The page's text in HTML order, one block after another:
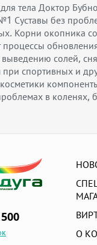
для тела Доктор
Суставы без
Корни окопника
процессы
выведению солей,
спортивных и
в коленях,
О